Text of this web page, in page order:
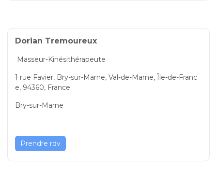
Dorian Tremoureux
Masseur-Kinésithérapeute
1 rue Favier, Bry-sur-Marne, Val-de-Marne, Île-de-Franc
e, 94360, France
Bry-sur-Marne
Prendre rdv